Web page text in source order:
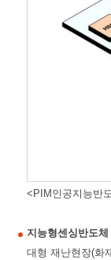
<PIM인공지능반
지능형센싱반도
대형 재난현장(화